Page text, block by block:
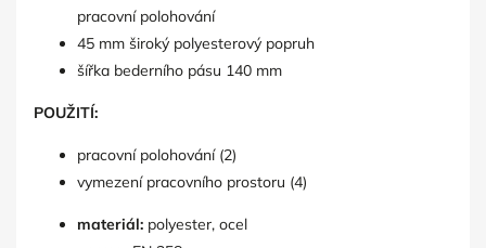
pracovní polohování
45 mm široký polyesterový popruh
šířka bederního pásu 140 mm
POUŽITÍ:
pracovní polohování (2)
vymezení pracovního prostoru (4)
materiál: polyester, ocel